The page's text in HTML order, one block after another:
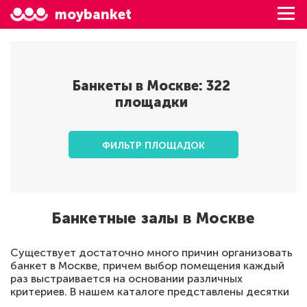
moybanket
Банкеты в Москве: 322
площадки
ФИЛЬТР ПЛОЩАДОК
Банкетные залы в Москве
Существует достаточно много причин организовать
банкет в Москве, причем выбор помещения каждый
раз выстраивается на основании различных
критериев. В нашем каталоге представлены десятки